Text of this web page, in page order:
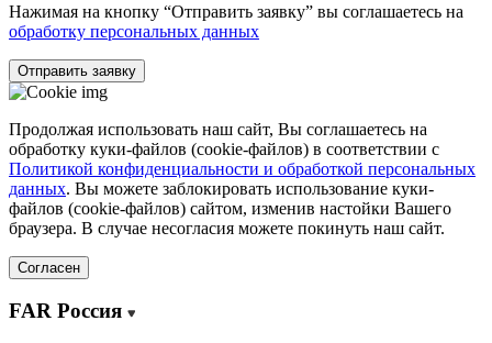
Нажимая на кнопку “Отправить заявку” вы соглашаетесь на
обработку персональных данных
Отправить заявку
Продолжая использовать наш сайт, Вы соглашаетесь на
обработку куки-файлов (cookie-файлов) в соответствии с
Политикой конфиденциальности и обработкой персональных
данных. Вы можете заблокировать использование куки-
файлов (cookie-файлов) сайтом, изменив настойки Вашего
браузера. В случае несогласия можете покинуть наш сайт.
Согласен
FAR Россия